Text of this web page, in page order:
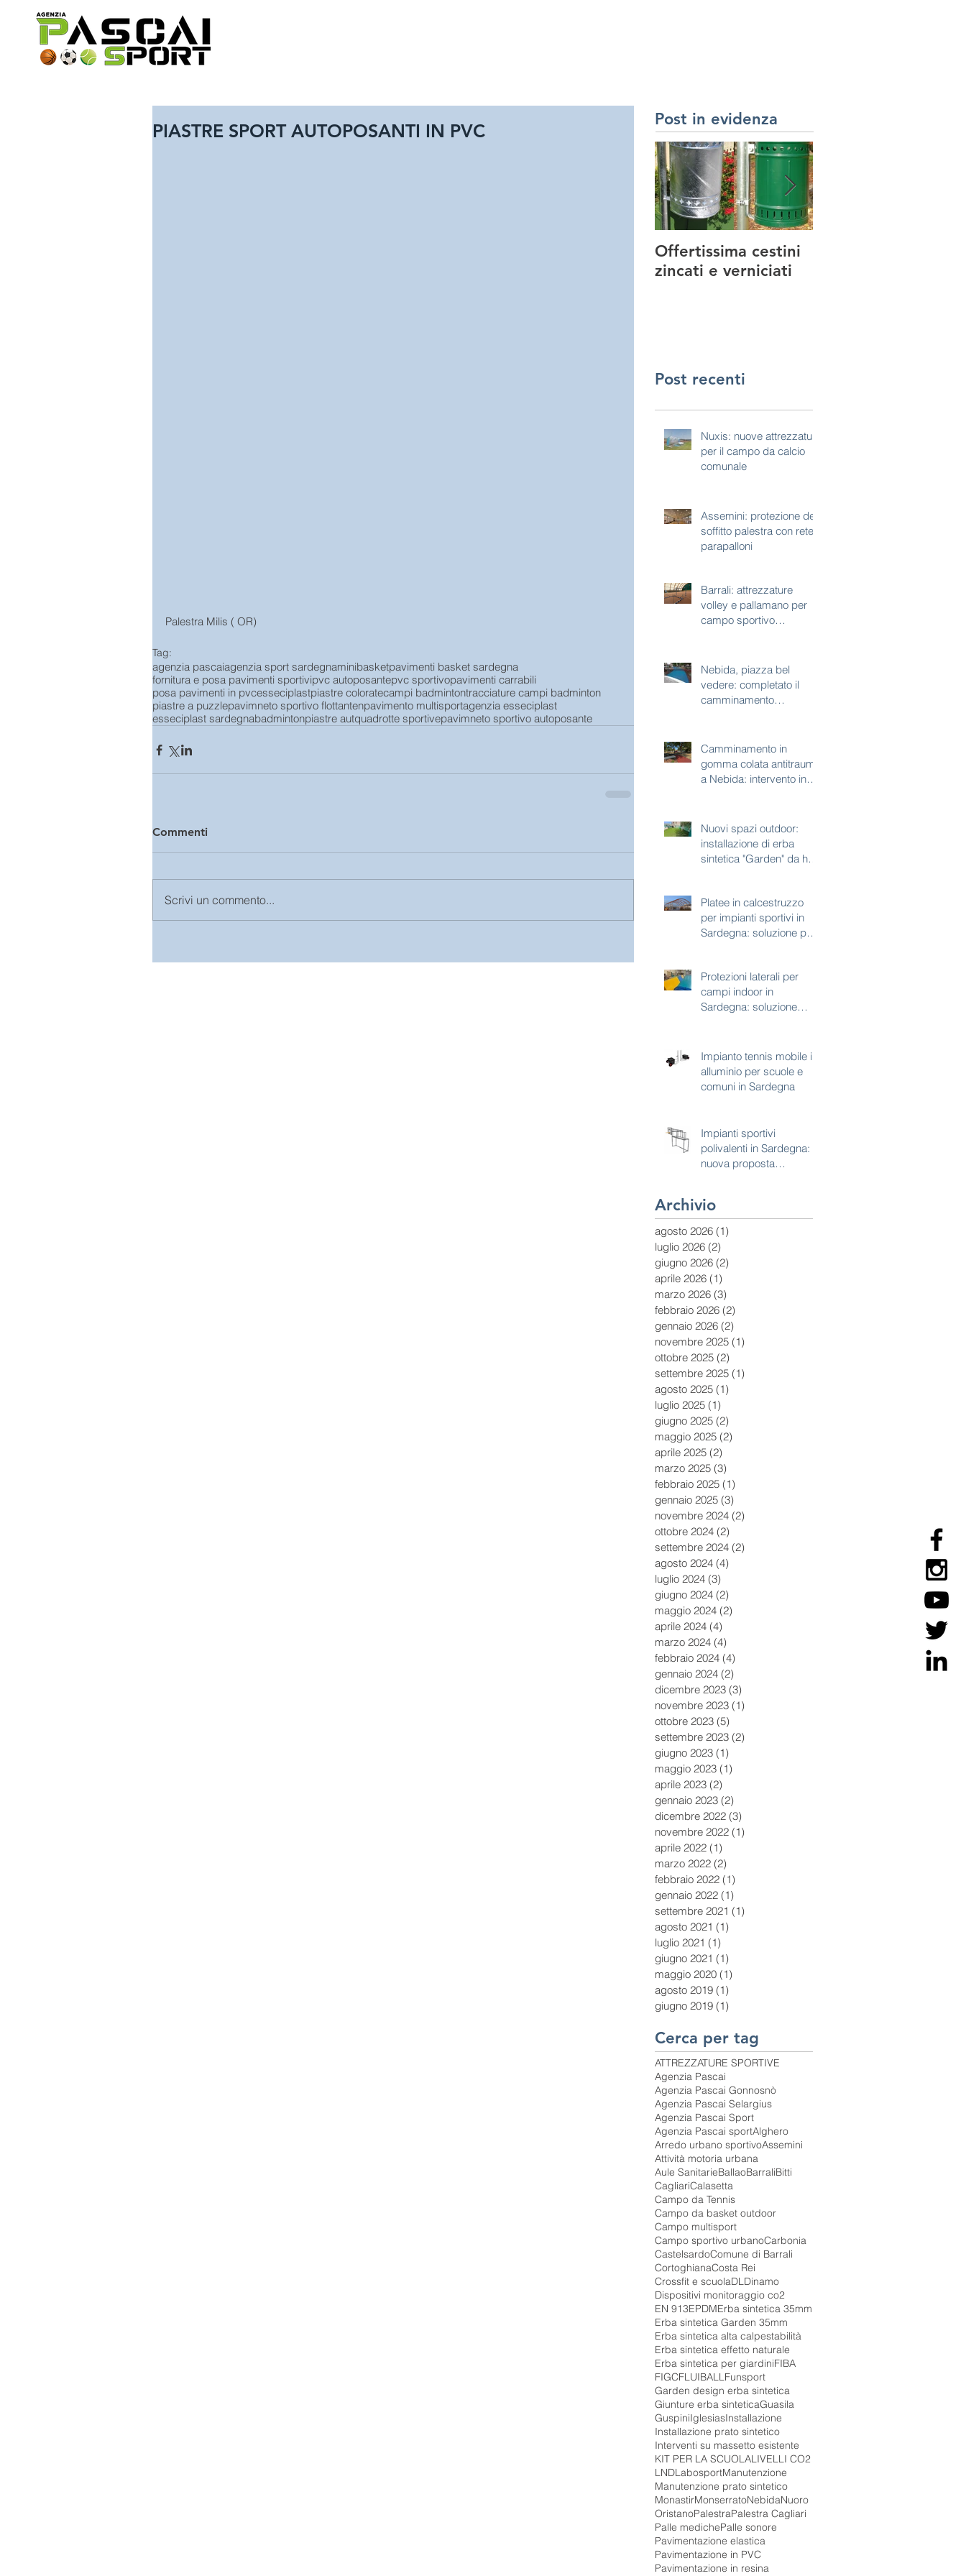
PIASTRE SPORT AUTOPOSANTI IN PVC
Palestra Milis ( OR)
Tag:
agenzia pascaiagenzia sport sardegnaminibasketpavimenti basket sardegna
fornitura e posa pavimenti sportivipvc autoposantepvc sportivopavimenti carrabili
posa pavimenti in pvcesseciplastpiastre coloratecampi badmintontracciature campi badminton
piastre a puzzlepavimneto sportivo flottantenpavimento multisportagenzia esseciplast
esseciplast sardegnabadmintonpiastre autquadrotte sportivepavimneto sportivo autoposante
Commenti
Scrivi un commento...
Post in evidenza
Offertissima cestini
zincati e verniciati
Post recenti
Nuxis: nuove attrezzature
per il campo da calcio
comunale
Assemini: protezione del
soffitto palestra con rete
parapalloni
Barrali: attrezzature
volley e pallamano per
campo sportivo
Nebida, piazza bel
vedere: completato il
camminamento
Camminamento in
gomma colata antitrauma
a Nebida: intervento in
Nuovi spazi outdoor:
installazione di erba
sintetica "Garden" da h35
Platee in calcestruzzo
per impianti sportivi in
Sardegna: soluzione per
Protezioni laterali per
campi indoor in
Sardegna: soluzione
Impianto tennis mobile in
alluminio per scuole e
comuni in Sardegna
Impianti sportivi
polivalenti in Sardegna:
nuova proposta
Archivio
agosto 2026 (1)
luglio 2026 (2)
giugno 2026 (2)
aprile 2026 (1)
marzo 2026 (3)
febbraio 2026 (2)
gennaio 2026 (2)
novembre 2025 (1)
ottobre 2025 (2)
settembre 2025 (1)
agosto 2025 (1)
luglio 2025 (1)
giugno 2025 (2)
maggio 2025 (2)
aprile 2025 (2)
marzo 2025 (3)
febbraio 2025 (1)
gennaio 2025 (3)
novembre 2024 (2)
ottobre 2024 (2)
settembre 2024 (2)
agosto 2024 (4)
luglio 2024 (3)
giugno 2024 (2)
maggio 2024 (2)
aprile 2024 (4)
marzo 2024 (4)
febbraio 2024 (4)
gennaio 2024 (2)
dicembre 2023 (3)
novembre 2023 (1)
ottobre 2023 (5)
settembre 2023 (2)
giugno 2023 (1)
maggio 2023 (1)
aprile 2023 (2)
gennaio 2023 (2)
dicembre 2022 (3)
novembre 2022 (1)
aprile 2022 (1)
marzo 2022 (2)
febbraio 2022 (1)
gennaio 2022 (1)
settembre 2021 (1)
agosto 2021 (1)
luglio 2021 (1)
giugno 2021 (1)
maggio 2020 (1)
agosto 2019 (1)
giugno 2019 (1)
Cerca per tag
ATTREZZATURE SPORTIVE
Agenzia Pascai
Agenzia Pascai Gonnosnò
Agenzia Pascai Selargius
Agenzia Pascai Sport
Agenzia Pascai sportAlghero
Arredo urbano sportivoAssemini
Attività motoria urbana
Aule SanitarieBallaoBarraliBitti
CagliariCalasetta
Campo da Tennis
Campo da basket outdoor
Campo multisport
Campo sportivo urbanoCarbonia
CastelsardoComune di Barrali
CortoghianaCosta Rei
Crossfit e scuolaDLDinamo
Dispositivi monitoraggio co2
EN 913EPDMErba sintetica 35mm
Erba sintetica Garden 35mm
Erba sintetica alta calpestabilità
Erba sintetica effetto naturale
Erba sintetica per giardiniFIBA
FIGCFLUIBALLFunsport
Garden design erba sintetica
Giunture erba sinteticaGuasila
GuspiniIglesiasInstallazione
Installazione prato sintetico
Interventi su massetto esistente
KIT PER LA SCUOLALIVELLI CO2
LNDLabosportManutenzione
Manutenzione prato sintetico
MonastirMonserratoNebidaNuoro
OristanoPalestraPalestra Cagliari
Palle medichePalle sonore
Pavimentazione elastica
Pavimentazione in PVC
Pavimentazione in resina